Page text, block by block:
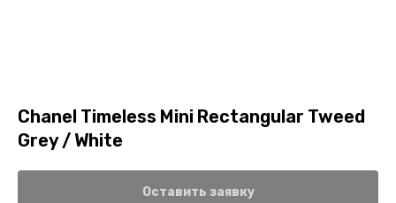
Chanel Timeless Mini Rectangular Tweed
Grey / White
Оставить заявку